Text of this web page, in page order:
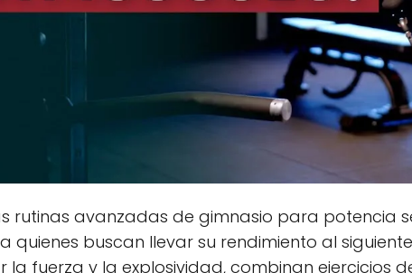
rutinas avanzadas de gimnasio para potencia
buscan llevar su rendimiento al siguiente
fuerza y la explosividad, combinan ejercicios